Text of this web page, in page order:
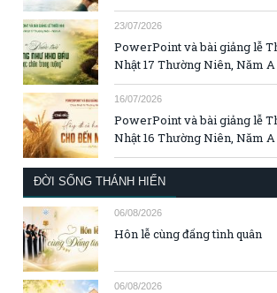
23/07/2026
PowerPoint và bài giảng lễ
Nhật 17 Thường Niên, Năm A
16/07/2026
PowerPoint và bài giảng lễ
Nhật 16 Thường Niên, Năm A
ĐỜI SỐNG THÁNH HIẾN
06/08/2026
Hôn lễ cùng đấng tình quân
06/08/2026